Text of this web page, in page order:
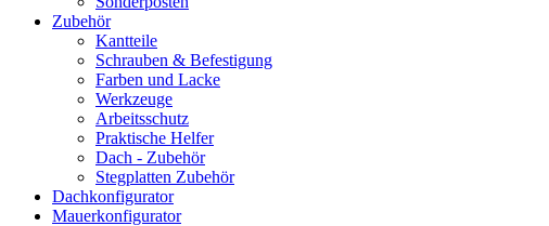
Zubehör
Kantteile
Schrauben & Befestigung
Farben und Lacke
Werkzeuge
Arbeitsschutz
Praktische Helfer
Dach - Zubehör
Stegplatten Zubehör
Dachkonfigurator
Mauerkonfigurator